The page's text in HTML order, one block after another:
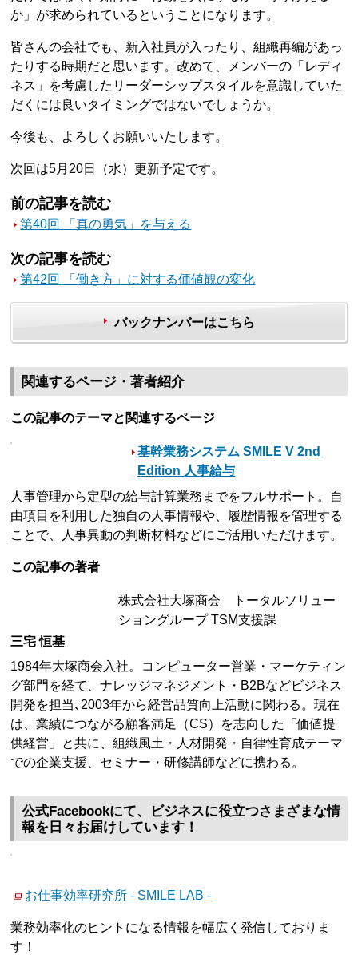
か」が求められているということになります。
皆さんの会社でも、新入社員が入ったり、組織再編があっ
たりする時期だと思います。改めて、メンバーの「レディ
ネス」を考慮したリーダーシップスタイルを意識していた
だくには良いタイミングではないでしょうか。
今後も、よろしくお願いいたします。
次回は5月20日（水）更新予定です。
前の記事を読む
第40回 「真の勇気」を与える
次の記事を読む
第42回 「働き方」に対する価値観の変化
バックナンバーはこちら
関連するページ・著者紹介
この記事のテーマと関連するページ
基幹業務システム SMILE V 2nd
Edition 人事給与
人事管理から定型の給与計算業務までをフルサポート。自
由項目を利用した独自の人事情報や、履歴情報を管理する
ことで、人事異動の判断材料などにご活用いただけます。
この記事の著者
株式会社大塚商会 トータルソリュー
ショングループ TSM支援課
三宅 恒基
1984年大塚商会入社。コンピューター営業・マーケティン
グ部門を経て、ナレッジマネジメント・B2Bなどビジネス
開発を担当､2003年から経営品質向上活動に関わる。現在
は、業績につながる顧客満足（CS）を志向した「価値提
供経営」と共に、組織風土・人材開発・自律性育成テーマ
での企業支援、セミナー・研修講師などに携わる。
公式Facebookにて、ビジネスに役立つさまざまな情
報を日々お届けしています！
お仕事効率研究所 - SMILE LAB -
業務効率化のヒントになる情報を幅広く発信しておりま
す！